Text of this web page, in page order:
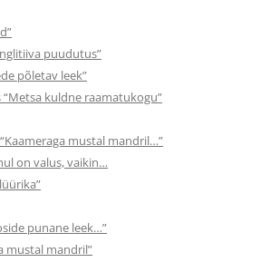
puudutus”
põletav leek”
kuldne raamatukogu”
mustal mandril…”
on valus, vaikin…
punane leek…”
mustal mandril”